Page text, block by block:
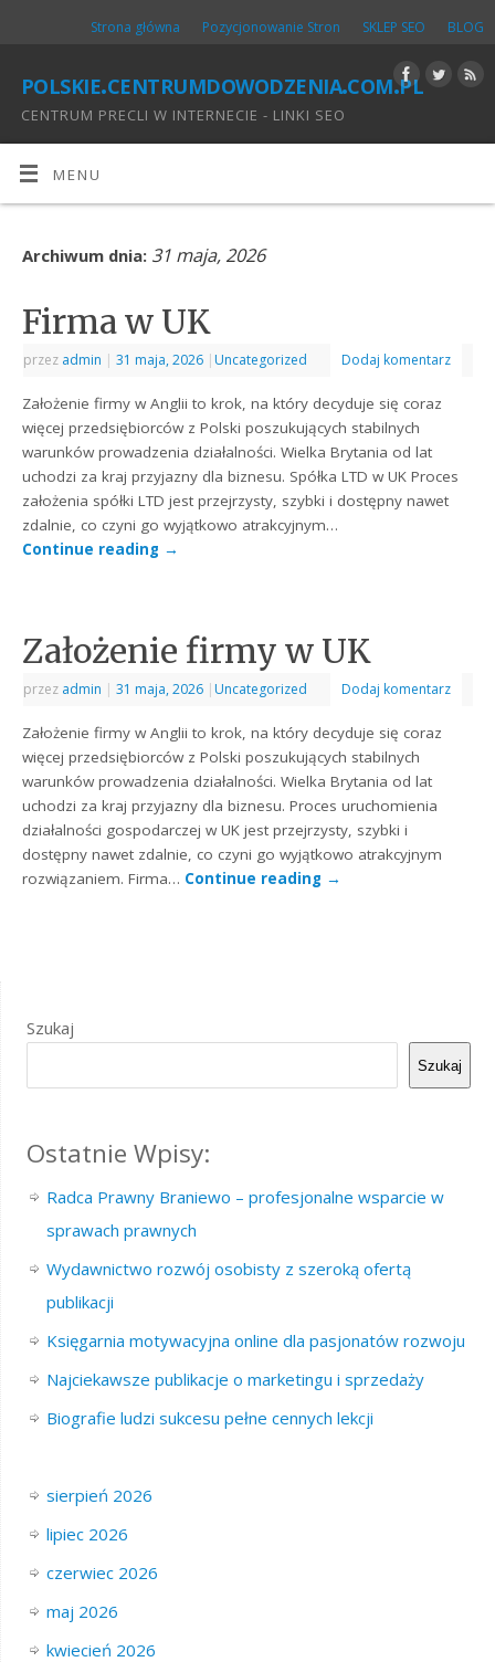
Strona główna Pozycjonowanie Stron SKLEP SEO BLOG
polskie.centrumdowodzenia.com.pl
CENTRUM PRECLI W INTERNECIE - LINKI SEO
MENU
Archiwum dnia: 31 maja, 2026
Firma w UK
przez admin | 31 maja, 2026 | Uncategorized Dodaj komentarz
Założenie firmy w Anglii to krok, na który decyduje się coraz
więcej przedsiębiorców z Polski poszukujących stabilnych
warunków prowadzenia działalności. Wielka Brytania od lat
uchodzi za kraj przyjazny dla biznesu. Spółka LTD w UK Proces
założenia spółki LTD jest przejrzysty, szybki i dostępny nawet
zdalnie, co czyni go wyjątkowo atrakcyjnym…
Continue reading →
Założenie firmy w UK
przez admin | 31 maja, 2026 | Uncategorized Dodaj komentarz
Założenie firmy w Anglii to krok, na który decyduje się coraz
więcej przedsiębiorców z Polski poszukujących stabilnych
warunków prowadzenia działalności. Wielka Brytania od lat
uchodzi za kraj przyjazny dla biznesu. Proces uruchomienia
działalności gospodarczej w UK jest przejrzysty, szybki i
dostępny nawet zdalnie, co czyni go wyjątkowo atrakcyjnym
rozwiązaniem. Firma… Continue reading →
Szukaj
Szukaj
Ostatnie Wpisy:
Radca Prawny Braniewo – profesjonalne wsparcie w
sprawach prawnych
Wydawnictwo rozwój osobisty z szeroką ofertą
publikacji
Księgarnia motywacyjna online dla pasjonatów rozwoju
Najciekawsze publikacje o marketingu i sprzedaży
Biografie ludzi sukcesu pełne cennych lekcji
sierpień 2026
lipiec 2026
czerwiec 2026
maj 2026
kwiecień 2026